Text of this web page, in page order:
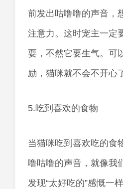
前发出咕噜噜的声音，
注意力。这时宠主一定
耍，不然它要生气。可
励，猫咪就不会不开心
5.吃到喜欢的食物
当猫咪吃到喜欢吃的食
噜咕噜的声音，就像我
发现“太好吃的”感慨一样